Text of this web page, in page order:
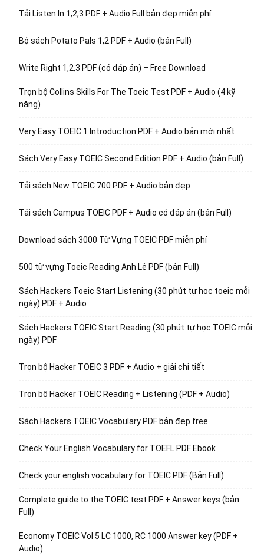
Tải Listen In 1,2,3 PDF + Audio Full bản đẹp miễn phí
Bộ sách Potato Pals 1,2 PDF + Audio (bản Full)
Write Right 1,2,3 PDF (có đáp án) – Free Download
Trọn bộ Collins Skills For The Toeic Test PDF + Audio (4 kỹ
năng)
Very Easy TOEIC 1 Introduction PDF + Audio bản mới nhất
Sách Very Easy TOEIC Second Edition PDF + Audio (bản Full)
Tải sách New TOEIC 700 PDF + Audio bản đẹp
Tải sách Campus TOEIC PDF + Audio có đáp án (bản Full)
Download sách 3000 Từ Vựng TOEIC PDF miễn phí
500 từ vựng Toeic Reading Anh Lê PDF (bản Full)
Sách Hackers Toeic Start Listening (30 phút tự học toeic mỗi
ngày) PDF + Audio
Sách Hackers TOEIC Start Reading (30 phút tự học TOEIC mỗi
ngày) PDF
Trọn bộ Hacker TOEIC 3 PDF + Audio + giải chi tiết
Trọn bộ Hacker TOEIC Reading + Listening (PDF + Audio)
Sách Hackers TOEIC Vocabulary PDF bản đẹp free
Check Your English Vocabulary for TOEFL PDF Ebook
Check your english vocabulary for TOEIC PDF (Bản Full)
Complete guide to the TOEIC test PDF + Answer keys (bản
Full)
Economy TOEIC Vol 5 LC 1000, RC 1000 Answer key (PDF +
Audio)